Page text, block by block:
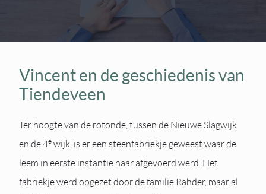
Vincent en de geschiedenis van
Tiendeveen
Ter hoogte van de rotonde, tussen de Nieuwe Slagwijk
en de 4e wijk, is er een steenfabriekje geweest waar de
leem in eerste instantie naar afgevoerd werd. Het
fabriekje werd opgezet door de familie Rahder, maar al